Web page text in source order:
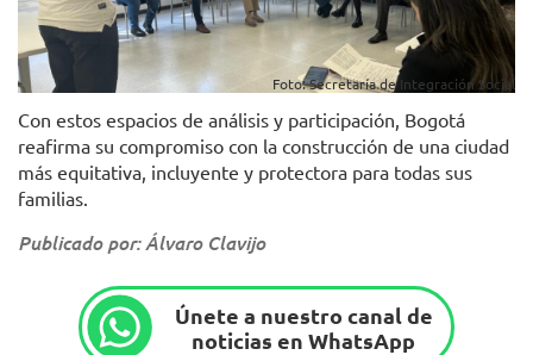
Foto: Secretaría de Integración Social
Con estos espacios de análisis y participación, Bogotá
reafirma su compromiso con la construcción de una ciudad
más equitativa, incluyente y protectora para todas sus
familias.
Publicado por: Álvaro Clavijo
Únete a nuestro canal de
noticias en WhatsApp